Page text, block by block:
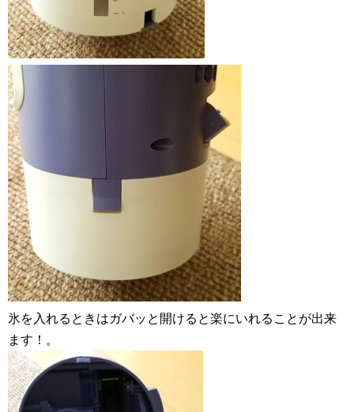
氷を入れるときはガバッと開けると楽にいれることが出来
ます！。